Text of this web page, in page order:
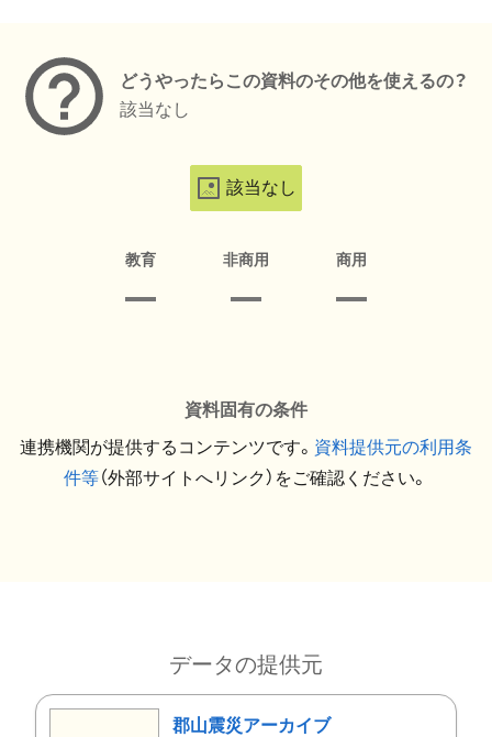
どうやったらこの資料のその他を使えるの？
該当なし
該当なし
教育 非商用 商用
資料固有の条件
連携機関が提供するコンテンツです。 資料提供元の利用条
件等（外部サイトへリンク）をご確認ください。
データの提供元
郡山震災アーカイブ